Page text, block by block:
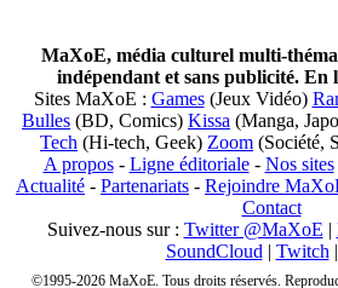
MaXoE, média culturel multi-
indépendant et sans publicité. En
Sites MaXoE : Games(Jeux Vidéo)
Bulles (BD, Comics) Kissa (Manga,
Tech (Hi-tech, Geek) Zoom (Société,
A propos- Ligne éditoriale- Nos sites
Actualité - Partenariats - Rejoindre
Contact
Suivez-nous sur : Twitter @MaXoE |
SoundCloud | Twitch |
©1995-2026 MaXoE. Tous droits réservés.